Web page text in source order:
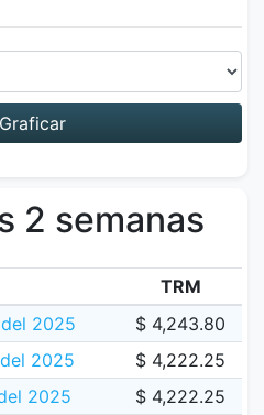
Graficar
2 semanas
TRM
2025
$ 4,243.80
2025
$ 4,222.25
2025
$ 4,222.25